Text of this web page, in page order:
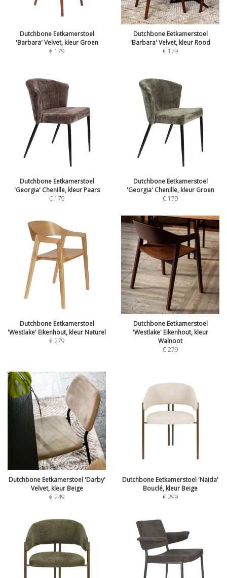
Dutchbone Eetkamerstoel
'Barbara' Velvet, kleur Groen
€ 179
Dutchbone Eetkamerstoel
'Barbara' Velvet, kleur Rood
€ 179
Dutchbone Eetkamerstoel
'Georgia' Chenille, kleur Paars
€ 179
Dutchbone Eetkamerstoel
'Georgia' Chenille, kleur Groen
€ 179
Dutchbone Eetkamerstoel
'Westlake' Eikenhout, kleur Naturel
€279
Dutchbone Eetkamerstoel
'Westlake' Eikenhout, kleur
Walnoot
€279
Dutchbone Eetkamerstoel 'Darby'
Velvet, kleur Beige
€249
Dutchbone Eetkamerstoel 'Naida'
Bouclé, kleur Beige
€299